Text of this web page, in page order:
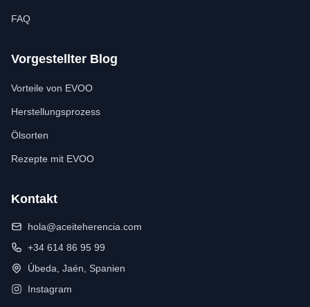
FAQ
Vorgestellter Blog
Vorteile von EVOO
Herstellungsprozess
Ölsorten
Rezepte mit EVOO
Kontakt
hola@aceiteherencia.com
+34 614 86 95 99
Úbeda, Jaén, Spanien
Instagram